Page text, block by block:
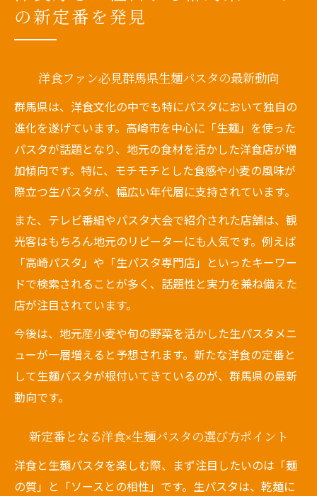
の新定番を発見
洋食ファン必見群馬県生麺パスタの最新動向
群馬県は、洋食文化の中でも特にパスタにおいて独自の
進化を遂げています。高崎市を中心に「生麺」を使った
パスタが話題となり、地元の食材を活かした洋食店が増
加傾向です。特に、モチモチとした食感や小麦の風味が
際立つ生パスタが、幅広い年代層に支持されています。
また、テレビ番組やパスタ大会で紹介された店舗は、観
光客はもちろん地元のリピーターにも人気です。例えば
「高崎パスタ」や「生パスタ専門店」といったキーワー
ドで検索されることが多く、話題性と実力を兼ね備えた
店が注目されています。
今後は、地元産小麦や旬の野菜を活かした生パスタメニ
ューが一層増えると予想されます。新たな洋食の定番と
して生麺パスタが根付いてきているのが、群馬県の最新
動向です。
新定番となる洋食×生麺パスタの選び方ポイント
洋食と生麺パスタを楽しむ際、まず注目したいのは「麺
の質」と「ソースとの相性」です。生パスタは、乾麺に